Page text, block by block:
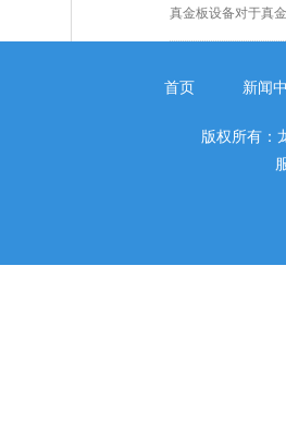
真金板设备对于真
首页 新闻
版权所有：